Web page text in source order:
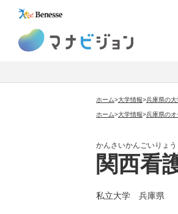
ホーム>大学情報>兵庫県の大
ホーム>大学情報>兵庫県のオ
かんさいかんごいりょう
関西看
私立大学 兵庫県